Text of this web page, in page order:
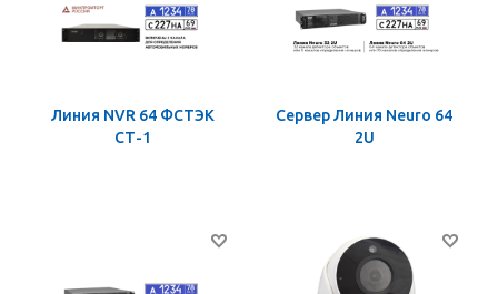
Линия NVR 64 ФСТЭК
СТ-1
Сервер Линия Neuro 64
2U